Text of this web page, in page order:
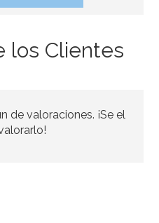
los Clientes
de valoraciones. ¡Se el